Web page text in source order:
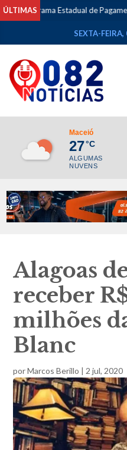
ÚLTIMAS
Estadual de Pagamento por
SEXTA-
Maceió
27°C
ALGUMAS
NUVENS
Alagoas
receber
milhões
Blanc
porMarcos Berillo | 2 jul, 2020